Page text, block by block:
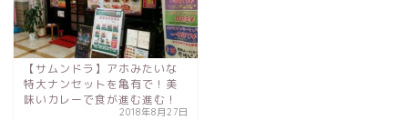
【サムンドラ】アホみたいな
特大ナンセットを亀有で！美
味いカレーで食が進む進む！
2018年8月27日